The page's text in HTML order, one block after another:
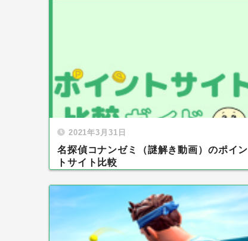
2021年3月31日
名探偵コナンゼミ（謎解き動画）のポイン
トサイト比較